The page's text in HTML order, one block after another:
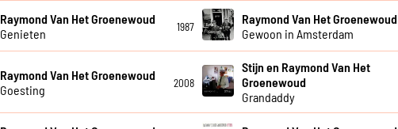
Raymond Van Het Groenewoud
Genieten
1987
Raymond Van Het Groenewoud
Gewoon in Amsterdam
Raymond Van Het Groenewoud
Goesting
2008
Stijn en Raymond Van Het
Groenewoud
Grandaddy